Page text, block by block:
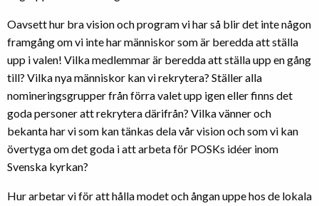
Oavsett hur bra vision och program vi har så blir det inte någon
framgång om vi inte har människor som är beredda att ställa
upp i valen! Vilka medlemmar är beredda att ställa upp en gång
till? Vilka nya människor kan vi rekrytera? Ställer alla
nomineringsgrupper från förra valet upp igen eller finns det
goda personer att rekrytera därifrån? Vilka vänner och
bekanta har vi som kan tänkas dela vår vision och som vi kan
övertyga om det goda i att arbeta för POSKs idéer inom
Svenska kyrkan?
Hur arbetar vi för att hålla modet och ångan uppe hos de lokala